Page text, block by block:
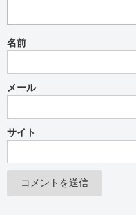
名前
メール
サイト